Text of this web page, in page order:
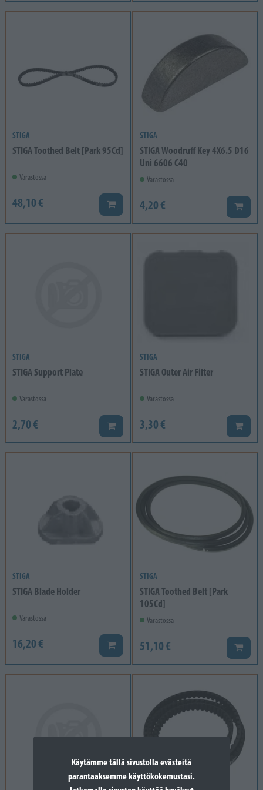
Käytämme tällä sivustolla evästeitä
parantaaksemme käyttökokemustasi.
STIGA
STIGA Toothed Belt [Park 95Cd]
Varastossa
48,10 € Lisää koriin
STIGA
STIGA Woodruff Key 4X6.5 D16
Uni 6606 C40
Varastossa
4,20 € Lisää
STIGA
STIGA Support Plate
Varastossa
2,70 € Lisää koriin
STIGA
STIGA Outer Air Filter
Varastossa
3,30 € Lisää
STIGA
STIGA Blade Holder
Varastossa
16,20 € Lisää koriin
STIGA
STIGA Toothed Belt [Park
105Cd]
Varastossa
51,10 € Lisää